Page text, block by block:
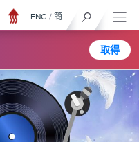
取得
ENG / 簡